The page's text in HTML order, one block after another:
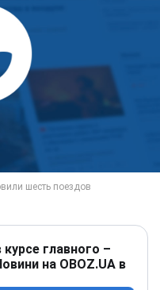
главного –
на OBOZ.UA в